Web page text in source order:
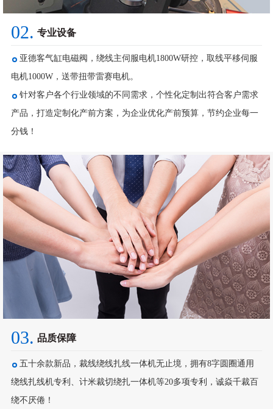
02. 专业设备
亚德客气缸电磁阀，绕线主伺服电机1800W研控，取线平移伺服
电机1000W，送带扭带雷赛电机。
针对客户各个行业领域的不同需求，个性化定制出符合客户需求
产品，打造定制化产前方案，为企业优化产前预算，节约企业每一
分钱！
03. 品质保障
五十余款新品，裁线绕线扎线一体机无止境，拥有8字圆圈通用
绕线扎线机专利、计米裁切绕扎一体机等20多项专利，诚焱千裁百
绕不厌倦！